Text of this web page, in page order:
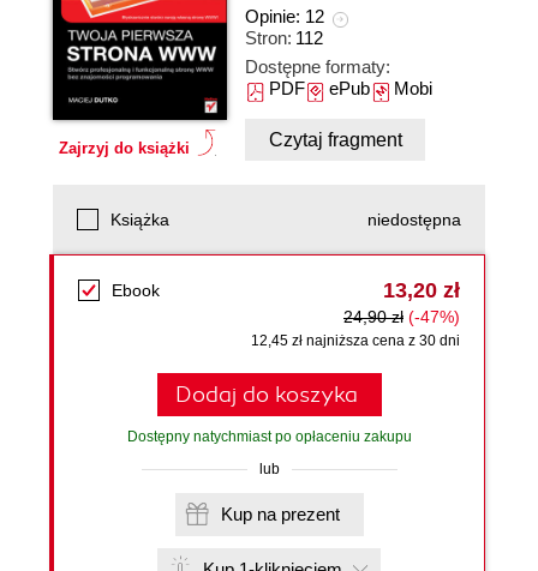
Zajrzyj do książki
Opinie: 12
Stron: 112
Dostępne formaty:
PDFePubMobi
Czytaj fragment
Książka niedostępna
Ebook 13,20 zł
24,90 zł (-47%)
12,45 zł najniższa cena z 30 dni
Dodaj do koszyka
Dostępny natychmiast po opłaceniu zakupu
lub
Kup na prezent